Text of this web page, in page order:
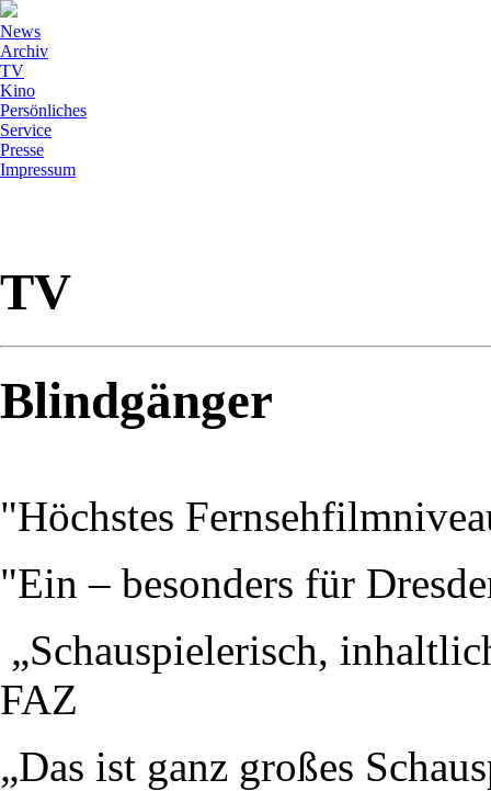
News
Archiv
TV
Kino
Persönliches
Service
Presse
Impressum
TV
Blindgänger
"Höchstes
"Ein – besonders für
„Schauspielerisch,
FAZ
„Das ist ganz großes